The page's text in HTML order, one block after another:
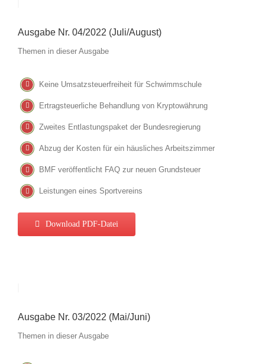
Ausgabe Nr. 04/2022 (Juli/August)
Themen in dieser Ausgabe
Keine Umsatzsteuerfreiheit für Schwimmschule
Ertragsteuerliche Behandlung von Kryptowährung
Zweites Entlastungspaket der Bundesregierung
Abzug der Kosten für ein häusliches Arbeitszimmer
BMF veröffentlicht FAQ zur neuen Grundsteuer
Leistungen eines Sportvereins
Download PDF-Datei
Ausgabe Nr. 03/2022 (Mai/Juni)
Themen in dieser Ausgabe